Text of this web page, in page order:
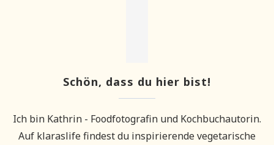
Schön, dass du hier bist!
Ich bin Kathrin - Foodfotografin und Kochbuchautorin.
Auf klaraslife findest du inspirierende vegetarische